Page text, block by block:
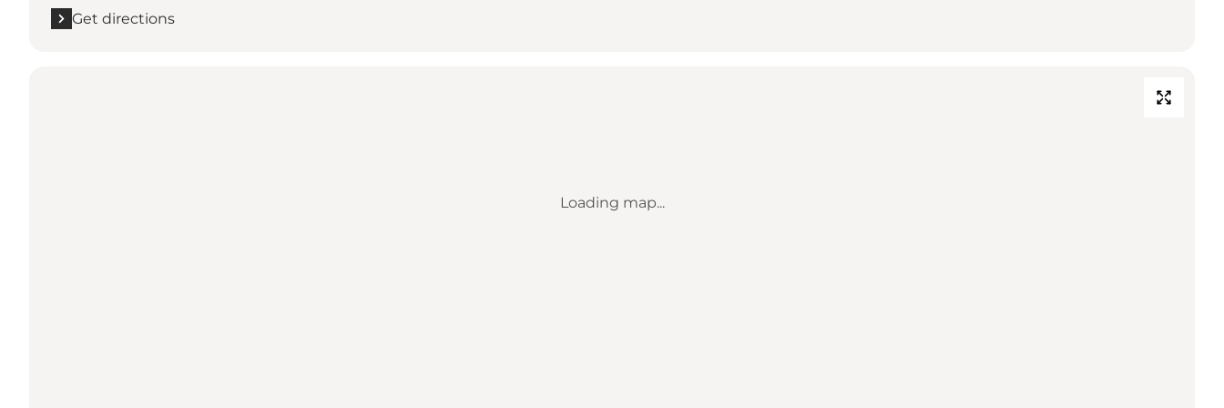
Get directions
Loading map...